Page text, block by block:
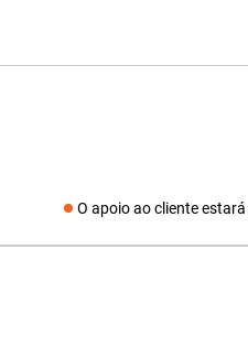
O apoio ao cliente estará
Redes sociais